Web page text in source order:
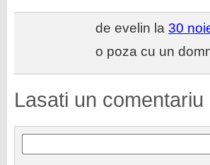
de evelin la 30
o poza cu un
Lasati un comentariu